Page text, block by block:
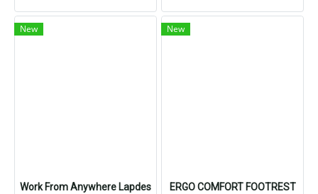
New
Work From Anywhere Lapdes
New
ERGO COMFORT FOOTREST